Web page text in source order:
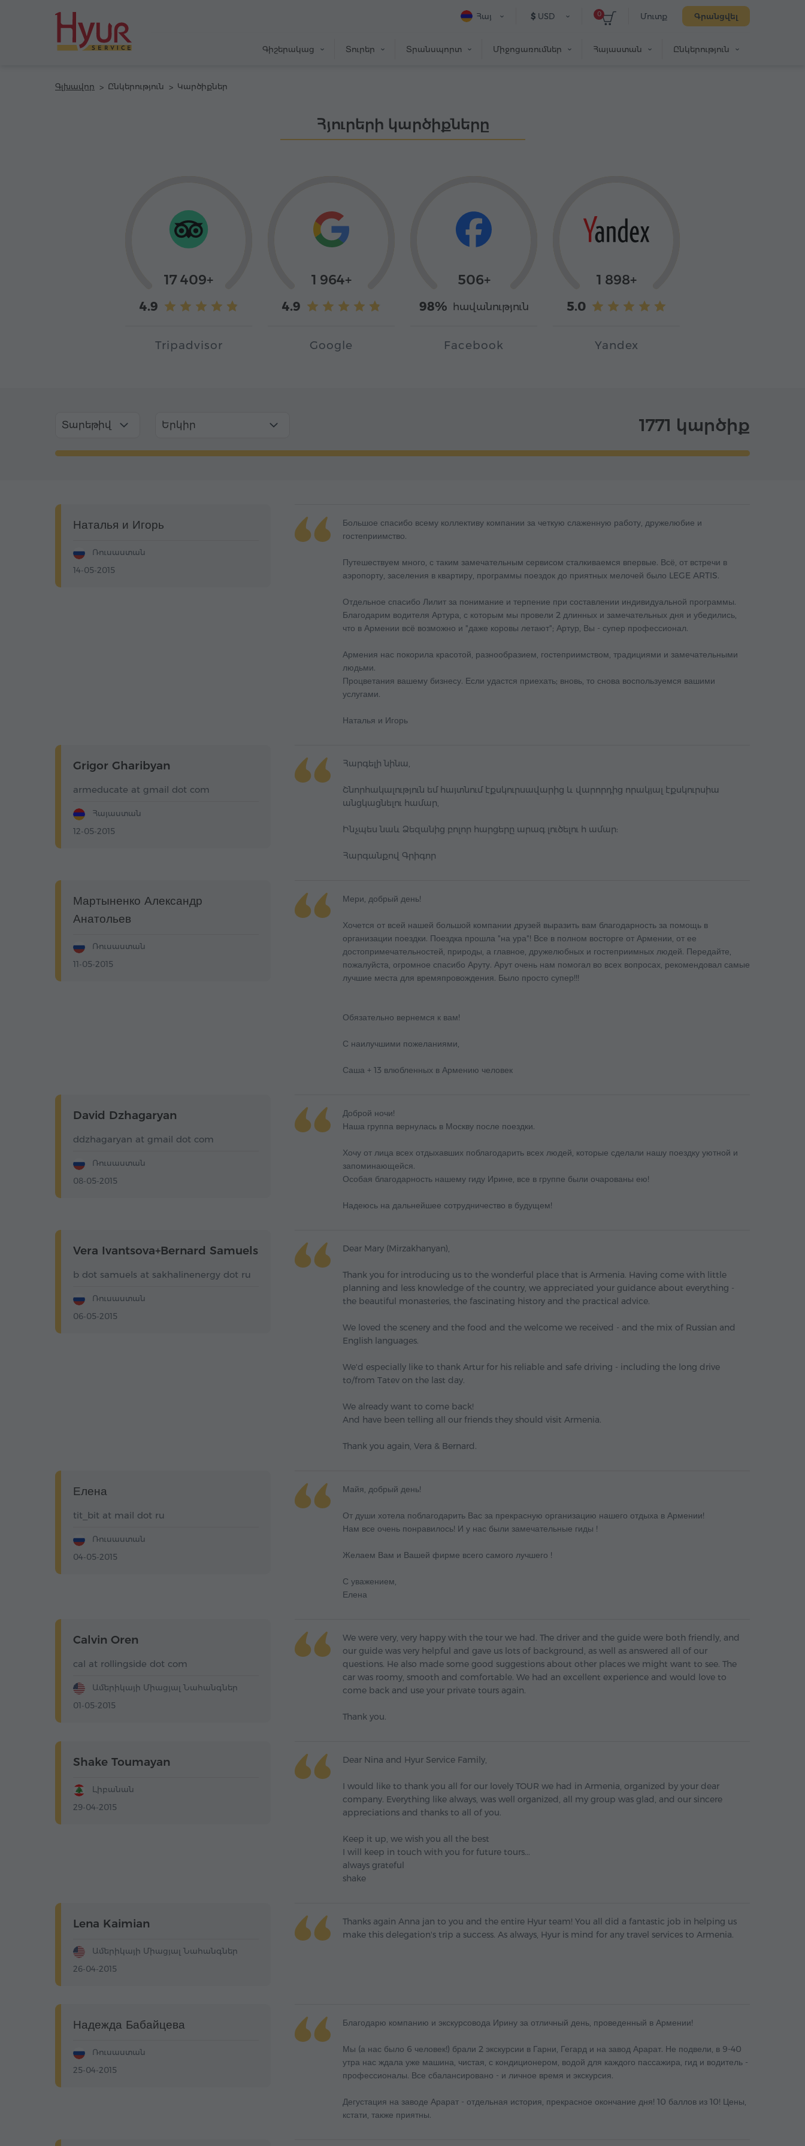
Մուտք Գրանցվել
0
$ USD
Հայ
Գիշերակաց Տուրեր Տրանսպորտ Միջոցառումներ Հայաստան Ընկերություն
Գլխավոր Ընկերություն Կարծիքներ
Հյուրերի կարծիքները
17 409+
4.9
Tripadvisor
1 964+
4.9
Google
506+
98% հավանություն
Facebook
1 898+
5.0
Yandex
Տարեթիվ Երկիր 1771 կարծիք
Наталья и Игорь
Ռուսաստան
14-05-2015
Большое спасибо всему коллективу компании за четкую слаженную работу, дружелюбие и
гостеприимство.
Путешествуем много, с таким замечательным сервисом сталкиваемся впервые. Всё, от встречи в
аэропорту, заселения в квартиру, программы поездок до приятных мелочей было LEGE ARTIS.
Отдельное спасибо Лилит за понимание и терпение при составлении индивидуальной программы.
Благодарим водителя Артура, с которым мы провели 2 длинных и замечательных дня и убедились,
что в Армении всё возможно и "даже коровы летают"; Артур, Вы - супер профессионал.
Армения нас покорила красотой, разнообразием, гостеприимством, традициями и замечательными
людьми.
Процветания вашему бизнесу. Если удастся приехать; вновь, то снова воспользуемся вашими
услугами.
Наталья и Игорь
Grigor Gharibyan
armeducate at gmail dot com
Հայաստան
12-05-2015
Հարգելի նինա,
Շնորհակալություն եմ հայտնում էքսկուրսավարից և վարորդից որակյալ էքսկուրսիա
անցկացնելու համար,
Ինչպես նաև Ձեզանից բոլոր հարցերը արագ լուծելու հ ամար:
Հարգանքով Գրիգոր
Мартыненко Александр
Анатольев
Ռուսաստան
11-05-2015
Мери, добрый день!
Хочется от всей нашей большой компании друзей выразить вам благодарность за помощь в
организации поездки. Поездка прошла "на ура"! Все в полном восторге от Армении, от ее
достопримечательностей, природы, а главное, дружелюбных и гостеприимных людей. Передайте,
пожалуйста, огромное спасибо Аруту. Арут очень нам помогал во всех вопросах, рекомендовал самые
лучшие места для времяпровождения. Было просто супер!!!
Обязательно вернемся к вам!
С наилучшими пожеланиями,
Саша + 13 влюбленных в Армению человек
David Dzhagaryan
ddzhagaryan at gmail dot com
Ռուսաստան
08-05-2015
Доброй ночи!
Наша группа вернулась в Москву после поездки.
Хочу от лица всех отдыхавших поблагодарить всех людей, которые сделали нашу поездку уютной и
запоминающейся.
Особая благодарность нашему гиду Ирине, все в группе были очарованы ею!
Надеюсь на дальнейшее сотрудничество в будущем!
Vera Ivantsova+Bernard Samuels
b dot samuels at sakhalinenergy dot ru
Ռուսաստան
06-05-2015
Dear Mary (Mirzakhanyan),
Thank you for introducing us to the wonderful place that is Armenia. Having come with little
planning and less knowledge of the country, we appreciated your guidance about everything -
the beautiful monasteries, the fascinating history and the practical advice.
We loved the scenery and the food and the welcome we received - and the mix of Russian and
English languages.
We'd especially like to thank Artur for his reliable and safe driving - including the long drive
to/from Tatev on the last day.
We already want to come back!
And have been telling all our friends they should visit Armenia.
Thank you again, Vera & Bernard.
Елена
tit_bit at mail dot ru
Ռուսաստան
04-05-2015
Майя, добрый день!
От души хотела поблагодарить Вас за прекрасную организацию нашего отдыха в Армении!
Нам все очень понравилось! И у нас были замечательные гиды !
Желаем Вам и Вашей фирме всего самого лучшего !
С уважением,
Елена
Calvin Oren
cal at rollingside dot com
Ամերիկայի Միացյալ Նահանգներ
01-05-2015
We were very, very happy with the tour we had. The driver and the guide were both friendly, and
our guide was very helpful and gave us lots of background, as well as answered all of our
questions. He also made some good suggestions about other places we might want to see. The
car was roomy, smooth and comfortable. We had an excellent experience and would love to
come back and use your private tours again.
Thank you.
Shake Toumayan
Լիբանան
29-04-2015
Dear Nina and Hyur Service Family,
I would like to thank you all for our lovely TOUR we had in Armenia, organized by your dear
company. Everything like always, was well organized, all my group was glad, and our sincere
appreciations and thanks to all of you.
Keep it up, we wish you all the best
I will keep in touch with you for future tours...
always grateful
shake
Lena Kaimian
Ամերիկայի Միացյալ Նահանգներ
26-04-2015
Thanks again Anna jan to you and the entire Hyur team! You all did a fantastic job in helping us
make this delegation's trip a success. As always, Hyur is mind for any travel services to Armenia.
Надежда Бабайцева
Ռուսաստան
25-04-2015
Благодарю компанию и экскурсовода Ирину за отличный день, проведенный в Армении!
Мы (а нас было 6 человек!) брали 2 экскурсии в Гарни, Гегард и на завод Арарат. Не подвели, в 9-40
утра нас ждала уже машина, чистая, с кондиционером, водой для каждого пассажира, гид и водитель -
профессионалы. Все сбалансировано - и личное время и экскурсия.
Дегустация на заводе Арарат - отдельная история, прекрасное окончание дня! 10 баллов из 10! Цены,
кстати, также приятны.